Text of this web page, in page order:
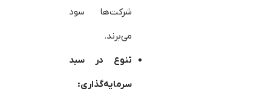
شرکت‌ها سود
می‌برند.
تنوع در سبد
سرمایه‌گذاری: